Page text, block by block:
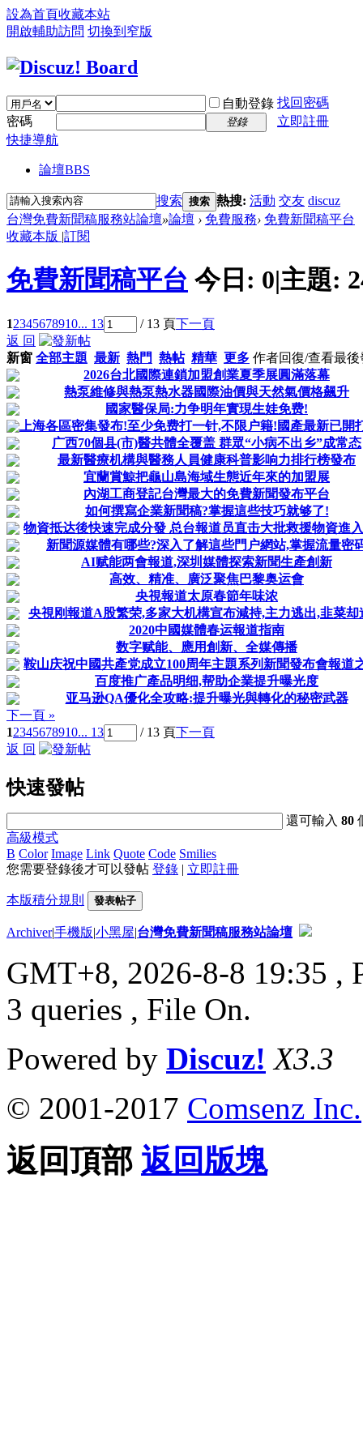
設為首頁收藏本站
開啟輔助訪問 切換到窄版
自動登錄 找回密碼
密碼
登錄
立即註冊
快捷導航
論壇BBS
搜索 搜索 熱搜: 活動 交友 discuz
台灣免費新聞稿服務站論壇»論壇 › 免費服務› 免費新聞稿平台
收藏本版 |訂閱
免費新聞稿平台 今日: 0|主題:
12345678910... 13 / 13 頁下一頁
返 回
新窗 全部主題 最新 熱門 熱帖 精華 更多 作者回復/查看最後
2026台北國際連鎖加盟創業夏季展圓滿落幕
熱泵維修與熱泵熱水器國際油價與天然氣價格飆升
國家醫保局:力争明年實現生娃免费!
上海各區密集發布!至少免费打一针,不限户籍!國產最新已開
广西70個县(市)醫共體全覆盖 群眾“小病不出乡”成常态
最新醫療机構與醫務人員健康科普影响力排行榜發布
宜蘭賞鯨把龜山島海域生態近年來的加盟展
內湖工商登記台灣最大的免費新聞發布平台
如何撰寫企業新聞稿?掌握這些技巧就够了!
物資抵达後快速完成分發 总台報道员直击大批救援物資進
新聞源媒體有哪些?深入了解這些門户網站,掌握流量密
AI赋能两會報道,深圳媒體探索新聞生產創新
高效、精准、廣泛聚焦巴黎奥运會
央視報道太原春節年味浓
央視刚報道A股繁荣,多家大机構宣布減持,主力逃出,韭菜却
2020中國媒體春运報道指南
数字赋能、應用創新、全媒傳播
鞍山庆祝中國共產党成立100周年主題系列新聞發布會報道
百度推广產品明细,帮助企業提升曝光度
亚马逊QA優化全攻略:提升曝光與轉化的秘密武器
下一頁 »
12345678910... 13 / 13 頁下一頁
返 回
快速發帖
還可輸入80
高級模式
B Color Image Link Quote Code Smilies
您需要登錄後才可以發帖 登錄 | 立即註冊
本版積分規則 發表帖子
Archiver|手機版|小黑屋|台灣免費新聞稿服務站論壇
GMT+8, 2026-8-8 19:35 ,
3 queries , File On.
Powered by Discuz! X3.3
© 2001-2017 Comsenz Inc.
返回頂部 返回版塊